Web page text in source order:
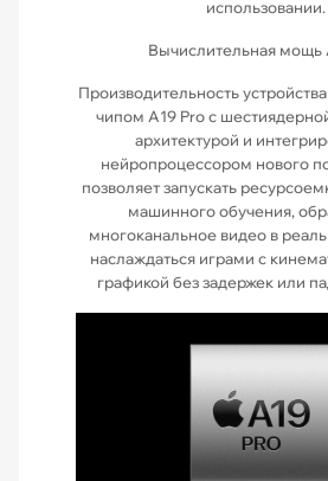
использовании.
Вычислительная мощь
Производительность
чипом A19 Pro с
архитектурой и
нейропроцессором нового
позволяет запускать
машинного обучения,
многоканальное видео в
наслаждаться играми с
графикой без задержек или